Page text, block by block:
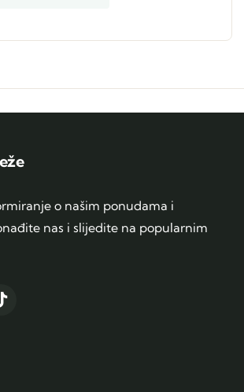
o našim ponudama i
nas i slijedite na popularnim